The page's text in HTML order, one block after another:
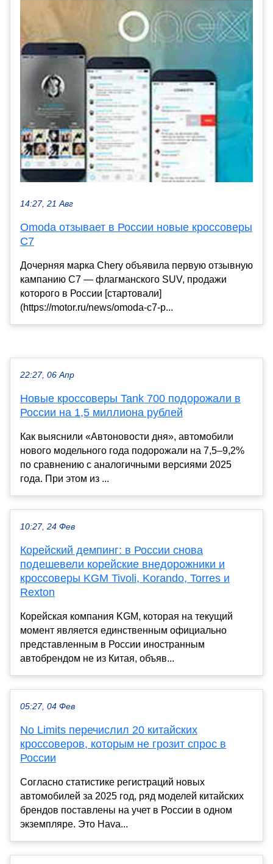
14:27, 21 Авг
Omoda отзывает в России новые кроссоверы
C7
Дочерняя марка Chery объявила первую отзывную
кампанию C7 — флагманского SUV, продажи
которого в России [стартовали]
(https://motor.ru/news/omoda-c7-p...
22:27, 06 Апр
Новые кроссоверы Tank 700 подорожали в
России на 1,5 миллиона рублей
Как выяснили «Автоновости дня», автомобили
нового модельного года подорожали на 7,5–9,2%
по сравнению с аналогичными версиями 2025
года. При этом из ...
10:27, 24 Фев
Корейский демпинг: в России снова
подешевели корейские внедорожники и
кроссоверы KGM Tivoli, Korando, Torres и
Rexton
Корейская компания KGM, которая на текущий
момент является единственным официально
представленным в России иностранным
автобрендом не из Китая, объяв...
05:27, 04 Фев
No Limits перечислил 20 китайских
кроссоверов, которым не грозит спрос в
России
Согласно статистике регистраций новых
автомобилей за 2025 год, ряд моделей китайских
брендов поставлены на учет в России в одном
экземпляре. Это Hava...